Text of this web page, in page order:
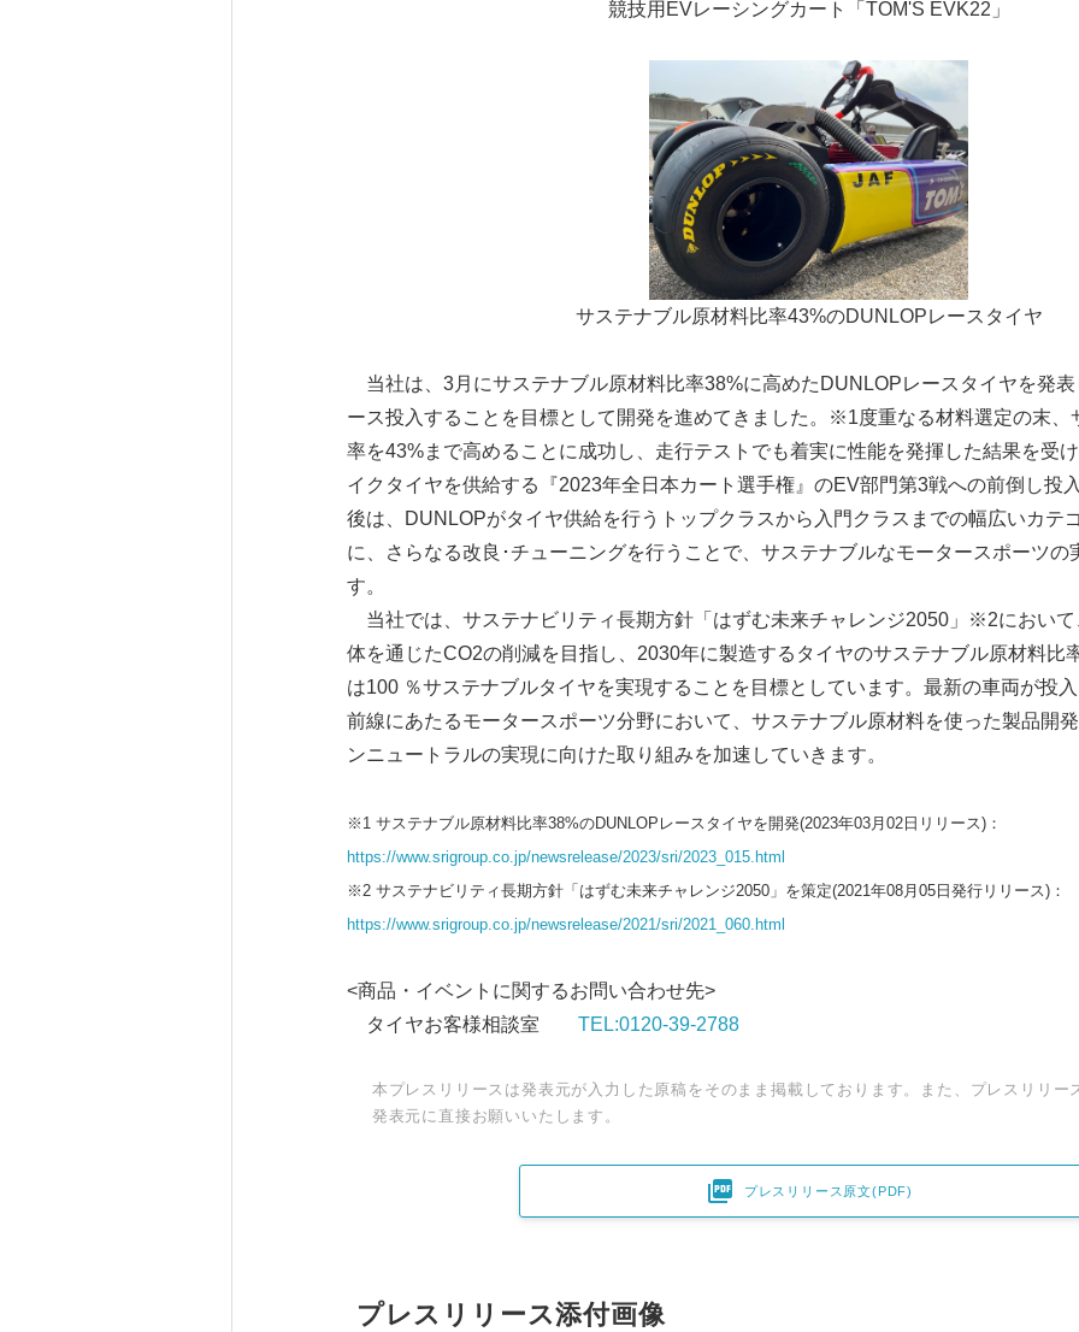
競技用EVレーシングカート「TOM'S EVK22」
サステナブル原材料比率43%のDUNLOPレースタイヤ
当社は、3月にサステナブル原材料比率38%に高めたDUNLOPレースタイヤを発
ース投入することを目標として開発を進めてきました。※1度重なる材料選定の末、
率を43%まで高めることに成功し、走行テストでも着実に性能を発揮した結果を受
イクタイヤを供給する『2023年全日本カート選手権』のEV部門第3戦への前倒し投
後は、DUNLOPがタイヤ供給を行うトップクラスから入門クラスまでの幅広いカテ
に、さらなる改良･チューニングを行うことで、サステナブルなモータースポーツの
す。
当社では、サステナビリティ長期方針「はずむ未来チャレンジ2050」※2において
体を通じたCO2の削減を目指し、2030年に製造するタイヤのサステナブル原材料比
は100 ％サステナブルタイヤを実現することを目標としています。最新の車両が投
前線にあたるモータースポーツ分野において、サステナブル原材料を使った製品開
ンニュートラルの実現に向けた取り組みを加速していきます。
※1 サステナブル原材料比率38%のDUNLOPレースタイヤを開発(2023年03月02日リリース)：
https://www.srigroup.co.jp/newsrelease/2023/sri/2023_015.html
※2 サステナビリティ長期方針「はずむ未来チャレンジ2050」を策定(2021年08月05日発行リリース)：
https://www.srigroup.co.jp/newsrelease/2021/sri/2021_060.html
<商品・イベントに関するお問い合わせ先>
タイヤお客様相談室 TEL:0120-39-2788
本プレスリリースは発表元が入力した原稿をそのまま掲載しております。また、プレスリリー
発表元に直接お願いいたします。
 プレスリリース原文(PDF)
プレスリリース添付画像